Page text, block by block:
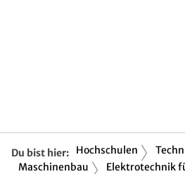
Du bist hier: Hochschulen
Maschinenbau
Elektrotechnik